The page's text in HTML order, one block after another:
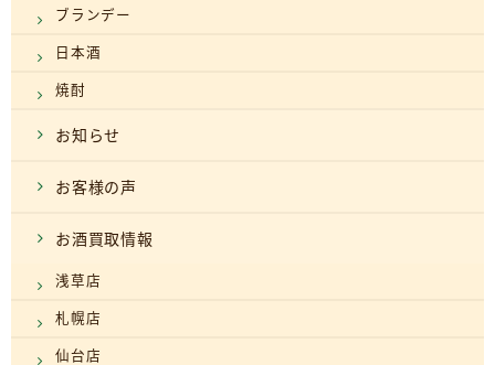
ブランデー
日本酒
焼酎
お知らせ
お客様の声
お酒買取情報
浅草店
札幌店
仙台店